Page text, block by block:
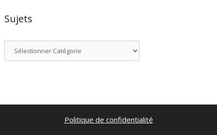
Sujets
Politique de confidentialité